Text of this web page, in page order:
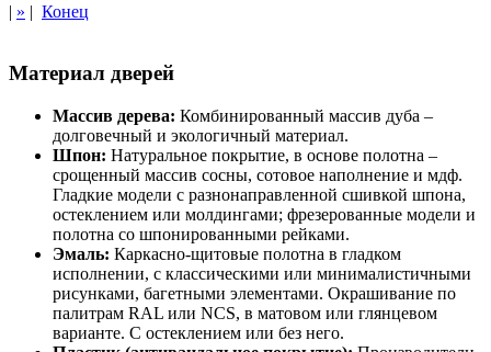
| » | Конец
Материал дверей
Массив дерева: Комбинированный массив дуба –
долговечный и экологичный материал.
Шпон: Натуральное покрытие, в основе полотна –
срощенный массив сосны, сотовое наполнение и мдф.
Гладкие модели с разнонаправленной сшивкой шпона,
остеклением или молдингами; фрезерованные модели и
полотна со шпонированными рейками.
Эмаль: Каркасно-щитовые полотна в гладком
исполнении, с классическими или минималистичными
рисунками, багетными элементами. Окрашивание по
палитрам RAL или NCS, в матовом или глянцевом
варианте. С остеклением или без него.